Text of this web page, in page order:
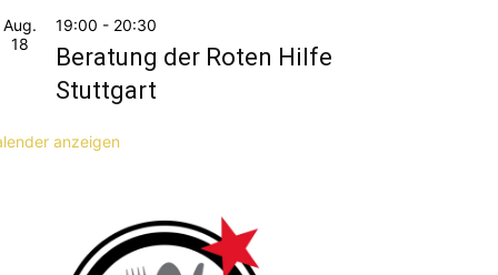
Aug.
18
19:00 - 20:30
Beratung der Roten Hilfe
Stuttgart
anzeigen